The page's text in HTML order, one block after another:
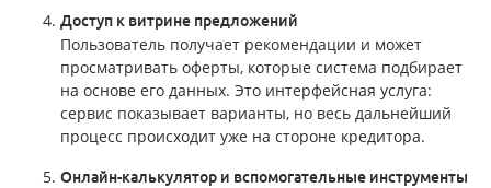
Доступ к витрине предложений
Пользователь получает рекомендации и может
просматривать оферты, которые система подбирает
на основе его данных. Это интерфейсная услуга:
сервис показывает варианты, но весь дальнейший
процесс происходит уже на стороне кредитора.
Онлайн-калькулятор и вспомогательные инструменты